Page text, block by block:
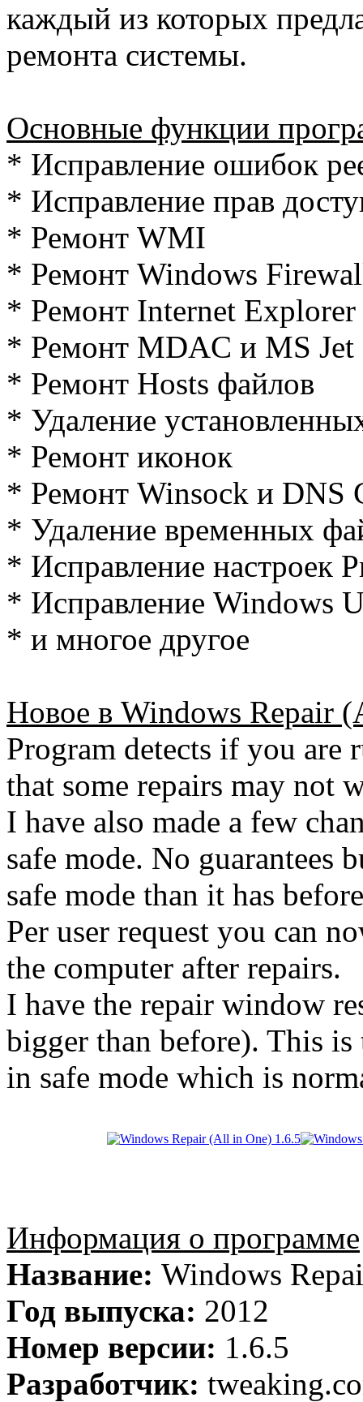
каждый из которых
ремонта системы.
Основные функции
* Исправление ошибок
* Исправление прав
* Ремонт WMI
* Ремонт Windows
* Ремонт Internet Explorer
* Ремонт MDAC и MS Jet
* Ремонт Hosts файлов
* Удаление
* Ремонт иконок
* Ремонт Winsock и DNS
* Удаление временных
* Исправление настроек
* Исправление Windows
* и многое другое
Новое в Windows Repair
Program detects if you are
that some repairs may not
I have also made a few
safe mode. No guarantees
safe mode than it has
Per user request you can
the computer after repairs.
I have the repair window
bigger than before). This
in safe mode which is
Информация о программе
Название: Windows
Год выпуска: 2012
Номер версии: 1.6.5
Разработчик: